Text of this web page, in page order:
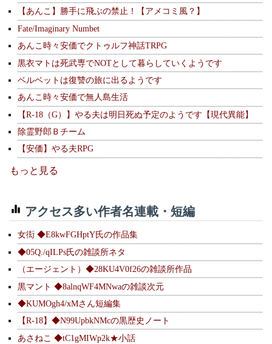
【あんこ】勝手に飛ぶの禁止！【アメコミ風？】
Fate/Imaginary Numbet
あんこ時々安価でクトゥルフ神話TRPG
黒衣マトは死武専でNOTとして暮らしていくようです
ベルベットは復讐の旅に出るようです
あんこ時々安価で無人島生活
【R-18（G）】やる夫は明日死ぬ予定のようです【現代異能】
除霊野郎Ｂチーム
【安価】やる夫RPG
もっと見る
アクセス多い作者名連載・短編
女衒 ◆E8kwFGHptY氏の作品集
◆05Q./qILPs氏の雑談所ネタ
（エージェント）◆28KU4V0f26の雑談所作品
黒マント ◆8alnqWF4MNwaの雑談次元
◆KUMOgh4/xMさん短編集
【R-18】◆N99UpbkNMcの黒歴史ノート
あさねこ ◆tC1gMIWp2k★小話